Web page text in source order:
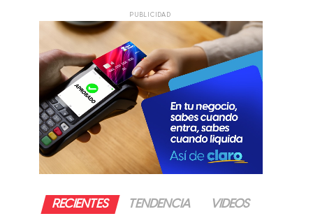
PUBLICIDAD
RECIENTES TENDENCIA VIDEOS